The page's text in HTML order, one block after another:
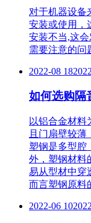
对于机器设备
安装或使用，
安装不当,这
需要注意的问
2022-08 18
如何选购隔
以铝合金材料
且门扇壁较
塑钢是多型腔
外，塑钢材料
易从型材中穿
而言塑钢原料
2022-06 10